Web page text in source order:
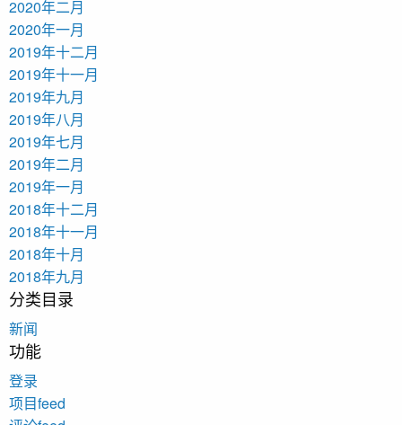
2020年二月
2020年一月
2019年十二月
2019年十一月
2019年九月
2019年八月
2019年七月
2019年二月
2019年一月
2018年十二月
2018年十一月
2018年十月
2018年九月
分类目录
新闻
功能
登录
项目feed